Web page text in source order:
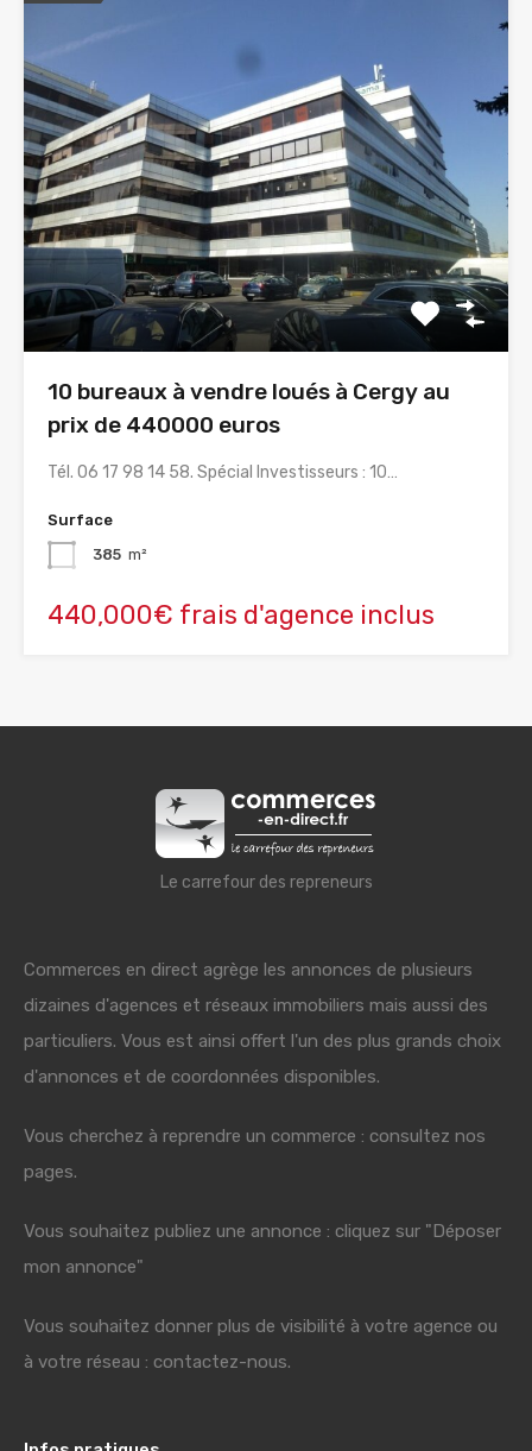
10 bureaux à vendre loués à Cergy au
prix de 440000 euros
Tél. 06 17 98 14 58. Spécial Investisseurs : 10…
Surface
385 m²
440,000€ frais d'agence inclus
Le carrefour des repreneurs
Commerces en direct agrège les annonces de plusieurs
dizaines d'agences et réseaux immobiliers mais aussi des
particuliers. Vous est ainsi offert l'un des plus grands choix
d'annonces et de coordonnées disponibles.
Vous cherchez à reprendre un commerce : consultez nos
pages.
Vous souhaitez publiez une annonce : cliquez sur "Déposer
mon annonce"
Vous souhaitez donner plus de visibilité à votre agence ou
à votre réseau : contactez-nous.